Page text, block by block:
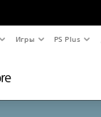
Игры PS Plus